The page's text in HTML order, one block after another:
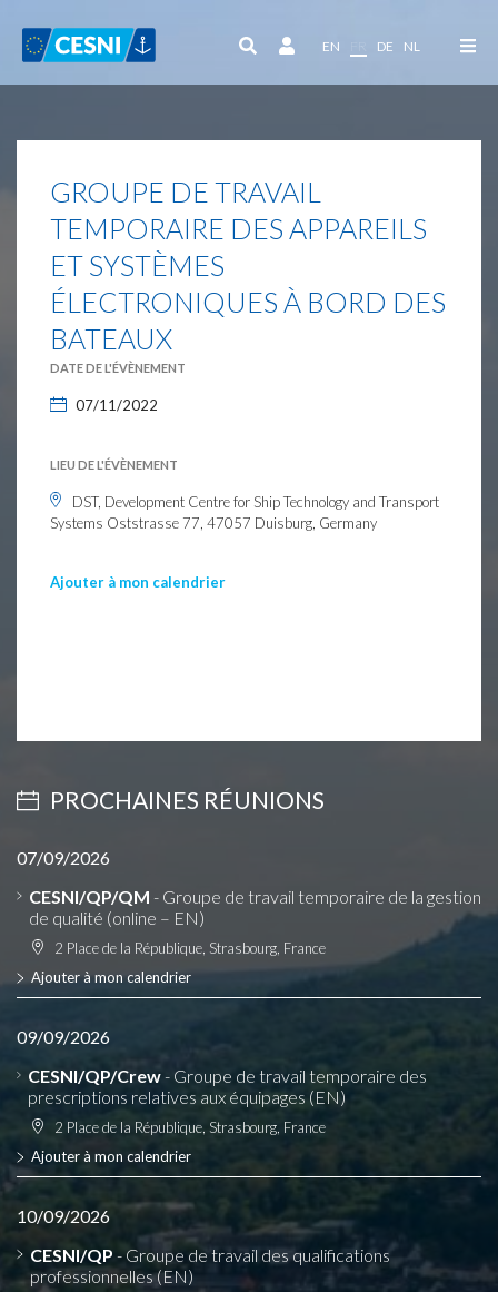
EN DE NL
GROUPE DE TRAVAIL
TEMPORAIRE DES APPAREILS
ET SYSTÈMES
ÉLECTRONIQUES À BORD DES
BATEAUX
DATE DE L'ÉVÈNEMENT
07/11/2022
LIEU DE L'ÉVÈNEMENT
DST, Development Centre for Ship Technology and Transport
Systems Oststrasse 77, 47057 Duisburg, Germany
Ajouter à mon calendrier
PROCHAINES RÉUNIONS
07/09/2026
CESNI/QP/QM - Groupe de travail temporaire de la gestion
de qualité (online – EN)
2 Place de la République, Strasbourg, France
Ajouter à mon calendrier
09/09/2026
CESNI/QP/Crew- Groupe de travail temporaire des
prescriptions relatives aux équipages (EN)
2 Place de la République, Strasbourg, France
Ajouter à mon calendrier
10/09/2026
CESNI/QP - Groupe de travail des qualifications
professionnelles (EN)